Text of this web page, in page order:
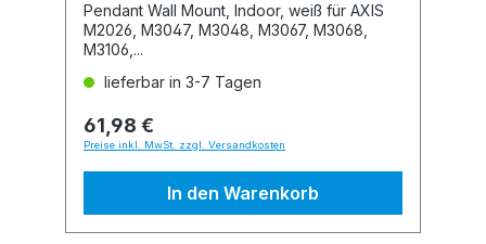
Pendant Wall Mount, Indoor, weiß für AXIS
M2026, M3047, M3048, M3067, M3068,
M3106,...
lieferbar in 3-7 Tagen
61,98 €
Preise inkl. MwSt. zzgl. Versandkosten
In den Warenkorb